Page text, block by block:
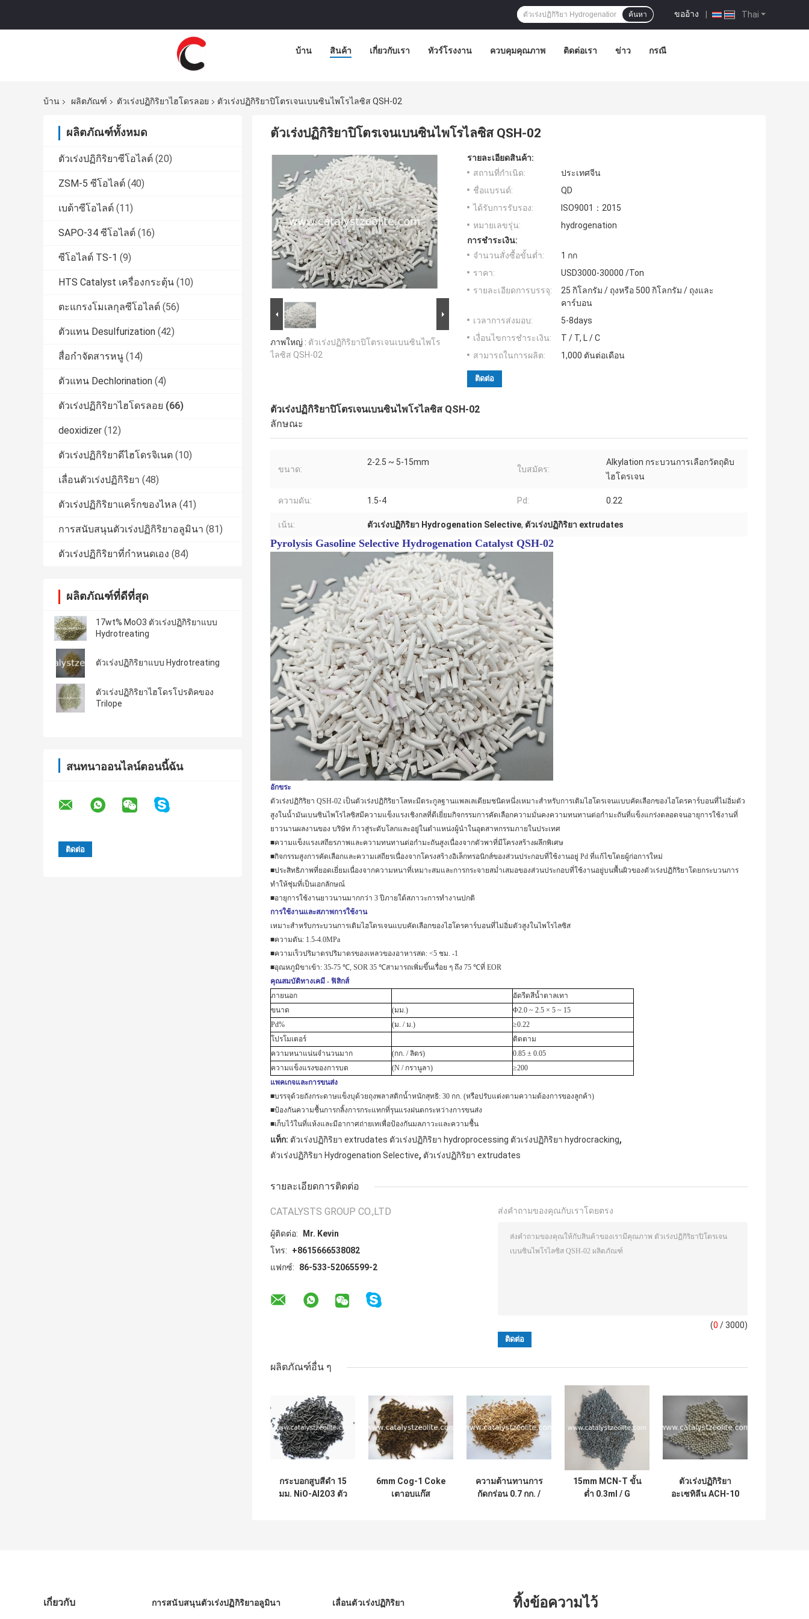
Thai
ขออ้าง |
ค้นหา
บ้าน สินค้า เกี่ยวกับเรา ทัวร์โรงงาน ควบคุมคุณภาพ ติดต่อเรา ข่าว กรณี
บ้าน ผลิตภัณฑ์ ตัวเร่งปฏิกิริยาไฮโดรลอย ตัวเร่งปฏิกิริยาปิโตรเจนเบนซินไพโรไลซิส QSH-02
ผลิตภัณฑ์ทั้งหมด
ตัวเร่งปฏิกิริยาซีโอไลต์ (20)
ZSM-5 ซีโอไลต์ (40)
เบต้าซีโอไลต์ (11)
SAPO-34 ซีโอไลต์ (16)
ซีโอไลต์ TS-1 (9)
HTS Catalyst เครื่องกระตุ้น (10)
ตะแกรงโมเลกุลซีโอไลต์ (56)
ตัวแทน Desulfurization (42)
สื่อกำจัดสารหนู (14)
ตัวแทน Dechlorination (4)
ตัวเร่งปฏิกิริยาไฮโดรลอย (66)
deoxidizer (12)
ตัวเร่งปฏิกิริยาดีไฮโดรจิเนต (10)
เลื่อนตัวเร่งปฏิกิริยา (48)
ตัวเร่งปฏิกิริยาแคร็กของไหล (41)
การสนับสนุนตัวเร่งปฏิกิริยาอลูมินา (81)
ตัวเร่งปฏิกิริยาที่กำหนดเอง (84)
ผลิตภัณฑ์ที่ดีที่สุด
17wt% MoO3 ตัวเร่งปฏิกิริยาแบบ
Hydrotreating
ตัวเร่งปฏิกิริยาแบบ Hydrotreating
ตัวเร่งปฏิกิริยาไฮโดรโปรติคของ
Trilope
สนทนาออนไลน์ตอนนี้ฉัน
ตัวเร่งปฏิกิริยาปิโตรเจนเบนซินไพโรไลซิส QSH-02
ภาพใหญ่ : ตัวเร่งปฏิกิริยาปิโตรเจนเบนซินไพโร
ไลซิส QSH-02
รายละเอียดสินค้า:
สถานที่กำเนิด:
ประเทศจีน
ชื่อแบรนด์:
QD
ได้รับการรับรอง:
ISO9001：2015
หมายเลขรุ่น:
hydrogenation
การชำระเงิน:
จำนวนสั่งซื้อขั้นต่ำ:
1 กก
ราคา:
USD3000-30000 /Ton
รายละเอียดการบรรจุ:
25 กิโลกรัม / ถุงหรือ 500 กิโลกรัม / ถุงและ
คาร์บอน
เวลาการส่งมอบ:
5-8days
เงื่อนไขการชำระเงิน:
T / T, L / C
สามารถในการผลิต:
1,000 ตันต่อเดือน
ติดต่อ
ตัวเร่งปฏิกิริยาปิโตรเจนเบนซินไพโรไลซิส QSH-02
ลักษณะ
ขนาด:
2-2.5 ~ 5-15mm
ใบสมัคร:
Alkylation กระบวนการเลือกวัตถุดิบ
ไฮโดรเจน
ความดัน: 1.5-4 Pd: 0.22
เน้น: ตัวเร่งปฏิกิริยา Hydrogenation Selective, ตัวเร่งปฏิกิริยา extrudates
Pyrolysis Gasoline Selective Hydrogenation Catalyst QSH-02
อักขระ
ตัวเร่งปฏิกิริยา QSH-02 เป็นตัวเร่งปฏิกิริยาโลหะมีตระกูลฐานแพลเลเดียมชนิดหนึ่งเหมาะสำหรับการเติมไฮโดรเจนแบบคัดเลือกของไฮโดรคาร์บอนที่ไม่อิ่มตัว
สูงในน้ำมันเบนซินไพโรไลซิสมีความแข็งแรงเชิงกลที่ดีเยี่ยมกิจกรรมการคัดเลือกความมั่นคงความทนทานต่อกำมะถันที่แข็งแกร่งตลอดจนอายุการใช้งานที่
ยาวนานผลงานของ บริษัท ก้าวสู่ระดับโลกและอยู่ในตำแหน่งผู้นำในอุตสาหกรรมภายในประเทศ
■ความแข็งแรงเสถียรภาพและความทนทานต่อกำมะถันสูงเนื่องจากตัวพาที่มีโครงสร้างผลึกพิเศษ
■กิจกรรมสูงการคัดเลือกและความเสถียรเนื่องจากโครงสร้างอิเล็กทรอนิกส์ของส่วนประกอบที่ใช้งานอยู่ Pd ที่แก้ไขโดยผู้ก่อการใหม่
■ประสิทธิภาพที่ยอดเยี่ยมเนื่องจากความหนาที่เหมาะสมและการกระจายสม่ำเสมอของส่วนประกอบที่ใช้งานอยู่บนพื้นผิวของตัวเร่งปฏิกิริยาโดยกระบวนการ
ทำให้ชุ่มที่เป็นเอกลักษณ์
■อายุการใช้งานยาวนานมากกว่า 3 ปีภายใต้สภาวะการทำงานปกติ
การใช้งานและสภาพการใช้งาน
เหมาะสำหรับกระบวนการเติมไฮโดรเจนแบบคัดเลือกของไฮโดรคาร์บอนที่ไม่อิ่มตัวสูงในไพโรไลซิส
■ความดัน: 1.5-4.0MPa
■ความเร็วปริมาตรปริมาตรของเหลวของอาหารสด: <5 ชม. -1
■อุณหภูมิขาเข้า: 35-75 ℃, SOR 35 ℃สามารถเพิ่มขึ้นเรื่อย ๆ ถึง 75 ℃ที่ EOR
คุณสมบัติทางเคมี - ฟิสิกส์
ภายนอก
อัดรีดสีน้ำตาลเทา
ขนาด
(มม.)
Φ2.0 ~ 2.5 × 5 ~ 15
Pd%
(ม. / ม.)
≥0.22
โปรโมเตอร์
ติดตาม
ความหนาแน่นจำนวนมาก
(กก. / ลิตร)
0.85 ± 0.05
ความแข็งแรงของการบด
(N / กรานูลา)
≥200
แพคเกจและการขนส่ง
■บรรจุด้วยถังกระดาษแข็งบุด้วยถุงพลาสติกน้ำหนักสุทธิ: 30 กก. (หรือปรับแต่งตามความต้องการของลูกค้า)
■ป้องกันความชื้นการกลิ้งการกระแทกที่รุนแรงฝนตกระหว่างการขนส่ง
■เก็บไว้ในที่แห้งและมีอากาศถ่ายเทเพื่อป้องกันมลภาวะและความชื้น
แท็ก: ตัวเร่งปฏิกิริยา extrudates ตัวเร่งปฏิกิริยา hydroprocessing ตัวเร่งปฏิกิริยา hydrocracking,
ตัวเร่งปฏิกิริยา Hydrogenation Selective, ตัวเร่งปฏิกิริยา extrudates
รายละเอียดการติดต่อ
CATALYSTS GROUP CO.,LTD
ผู้ติดต่อ:
Mr. Kevin
โทร:
+8615666538082
แฟกซ์:
86-533-52065599-2
ส่งคำถามของคุณกับเราโดยตรง
(0 / 3000)
ผลิตภัณฑ์อื่น ๆ
กระบอกสูบสีดำ 15
มม. NiO-Al2O3 ตัว
6mm Cog-1 Coke
เตาอบแก๊ส
ความต้านทานการ
กัดกร่อน 0.7 กก. /
15mm MCN-T ขั้น
ต่ำ 0.3ml / G
ตัวเร่งปฏิกิริยา
อะเซทิลีน ACH-10
เกี่ยวกับ การสนับสนุนตัวเร่งปฏิกิริยาอลูมินา เลื่อนตัวเร่งปฏิกิริยา ทิ้งข้อความไว้